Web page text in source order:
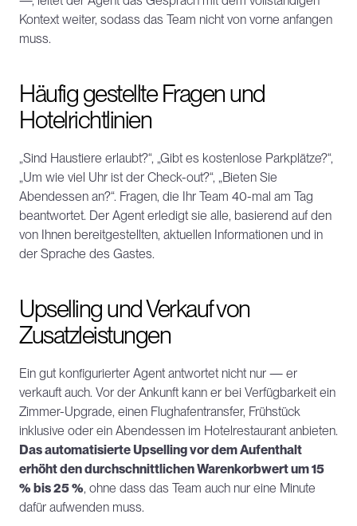
Kontext weiter, sodass das Team nicht von vorne anfangen
muss.
Häufig gestellte Fragen und
Hotelrichtlinien
„Sind Haustiere erlaubt?“, „Gibt es kostenlose Parkplätze?“,
„Um wie viel Uhr ist der Check-out?“, „Bieten Sie
Abendessen an?“. Fragen, die Ihr Team 40-mal am Tag
beantwortet. Der Agent erledigt sie alle, basierend auf den
von Ihnen bereitgestellten, aktuellen Informationen und in
der Sprache des Gastes.
Upselling und Verkauf von
Zusatzleistungen
Ein gut konfigurierter Agent antwortet nicht nur — er
verkauft auch. Vor der Ankunft kann er bei Verfügbarkeit ein
Zimmer-Upgrade, einen Flughafentransfer, Frühstück
Das automatisierte Upselling vor dem Aufenthalt
erhöht den durchschnittlichen Warenkorbwert um 15
% bis 25 %, ohne dass das Team auch nur eine Minute
dafür aufwenden muss.